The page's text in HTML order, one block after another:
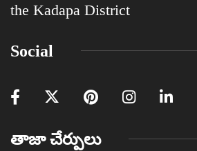
the Kadapa District
Social
తాజా చేర్పులు